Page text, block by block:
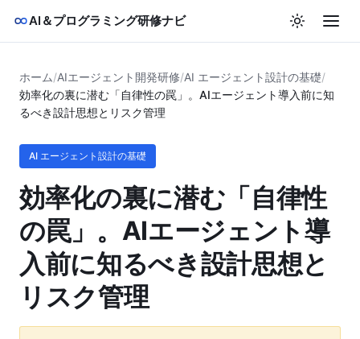
AI＆プログラミング研修ナビ
ホーム/AIエージェント開発研修/AI エージェント設計の基礎/
効率化の裏に潜む「自律性の罠」。AIエージェント導入前に知
るべき設計思想とリスク管理
AI エージェント設計の基礎
効率化の裏に潜む「自律性
の罠」。AIエージェント導
入前に知るべき設計思想と
リスク管理